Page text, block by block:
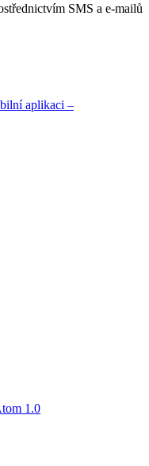
SMS a e-mailů
aplikaci –